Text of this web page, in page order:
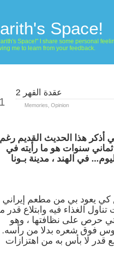
Space!
Space!" I share some personal
me to learn from your feedback.
عقدة القهر 2
Memories Opinion
أذكر هذا الحديث القديم رغم
ثماني سنوات هو ما رأيته في
في الهند ، مدينة بـونا
كي يعود بي من مطعم إيراني
الغذاء فيه وابتلاع قدر
حرص على نظافتها ، وهو
فوق شعره بدلا من رأسه.
قدر لا بأس به من اهتزازات